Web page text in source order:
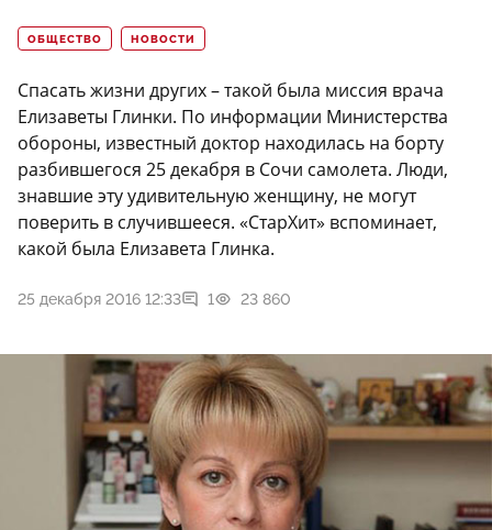
ОБЩЕСТВО НОВОСТИ
Спасать жизни других – такой была миссия врача
Елизаветы Глинки. По информации Министерства
обороны, известный доктор находилась на борту
разбившегося 25 декабря в Сочи самолета. Люди,
знавшие эту удивительную женщину, не могут
поверить в случившееся. «СтарХит» вспоминает,
какой была Елизавета Глинка.
25 декабря 2016 12:33 1 23 860